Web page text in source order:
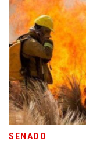
SENADO